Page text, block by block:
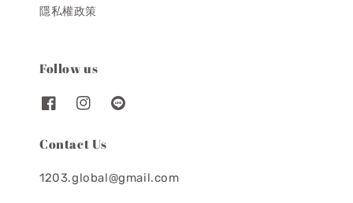
隱私權政策
Follow us
Contact Us
1203.global@gmail.com